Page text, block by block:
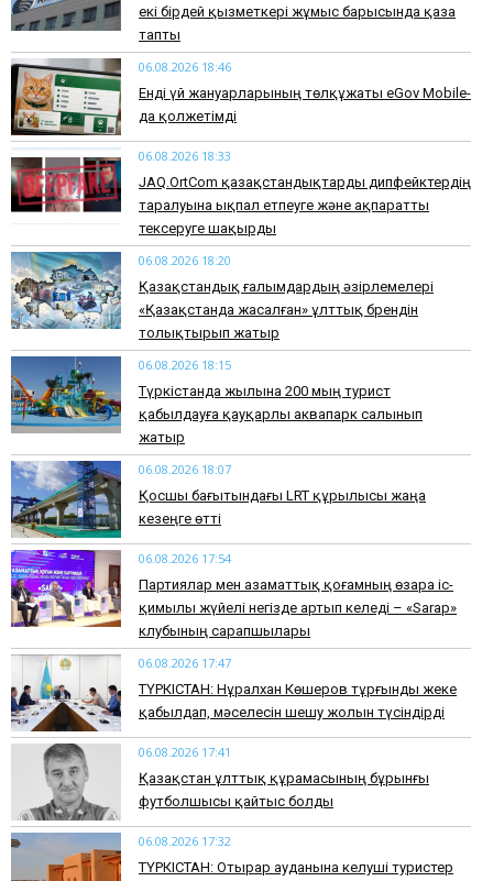
екі бірдей қызметкері жұмыс барысында қаза
тапты
06.08.2026 18:46
Енді үй жануарларының төлқұжаты eGov Mobile-
да қолжетімді
06.08.2026 18:33
JAQ.OrtCom қазақстандықтарды дипфейктердің
таралуына ықпал етпеуге және ақпаратты
тексеруге шақырды
06.08.2026 18:20
Қазақстандық ғалымдардың әзірлемелері
«Қазақстанда жасалған» ұлттық брендін
толықтырып жатыр
06.08.2026 18:15
Түркістанда жылына 200 мың турист
қабылдауға қауқарлы аквапарк салынып
жатыр
06.08.2026 18:07
Қосшы бағытындағы LRT құрылысы жаңа
кезеңге өтті
06.08.2026 17:54
Партиялар мен азаматтық қоғамның өзара іс-
қимылы жүйелі негізде артып келеді – «Sarap»
клубының сарапшылары
06.08.2026 17:47
ТҮРКІСТАН: Нұралхан Көшеров тұрғынды жеке
қабылдап, мәселесін шешу жолын түсіндірді
06.08.2026 17:41
Қазақстан ұлттық құрамасының бұрынғы
футболшысы қайтыс болды
06.08.2026 17:32
ТҮРКІСТАН: Отырар ауданына келуші туристер